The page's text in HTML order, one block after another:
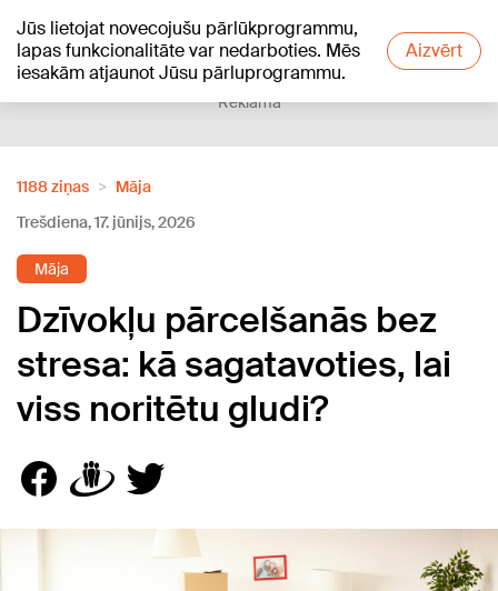
Jūs lietojat novecojušu pārlūkprogrammu,
lapas funkcionalitāte var nedarboties. Mēs
iesakām atjaunot Jūsu pārluprogrammu.
Aizvērt
+24°C
Reklāma
1188 ziņas
Māja
Trešdiena, 17. jūnijs, 2026
Māja
Dzīvokļu pārcelšanās bez
stresa: kā sagatavoties, lai
viss noritētu gludi?